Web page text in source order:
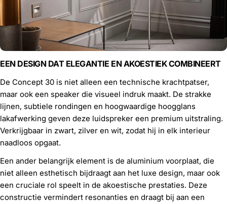
EEN DESIGN DAT ELEGANTIE EN AKOESTIEK COMBINEERT
De Concept 30 is niet alleen een technische krachtpatser,
maar ook een speaker die visueel indruk maakt. De strakke
lijnen, subtiele rondingen en hoogwaardige hoogglans
lakafwerking geven deze luidspreker een premium uitstraling.
Verkrijgbaar in zwart, zilver en wit, zodat hij in elk interieur
naadloos opgaat.
Een ander belangrijk element is de aluminium voorplaat, die
niet alleen esthetisch bijdraagt aan het luxe design, maar ook
een cruciale rol speelt in de akoestische prestaties. Deze
constructie vermindert resonanties en draagt bij aan een